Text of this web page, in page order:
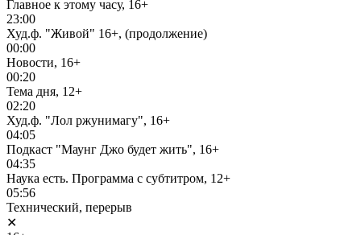
Главное к этому часу, 16+
23:00
Худ.ф. "Живой" 16+, (продолжение)
00:00
Новости, 16+
00:20
Тема дня, 12+
02:20
Худ.ф. "Лол ржунимагу", 16+
04:05
Подкаст "Маунг Джо будет жить", 16+
04:35
Наука есть. Программа с субтитром, 12+
05:56
Технический, перерыв
✕